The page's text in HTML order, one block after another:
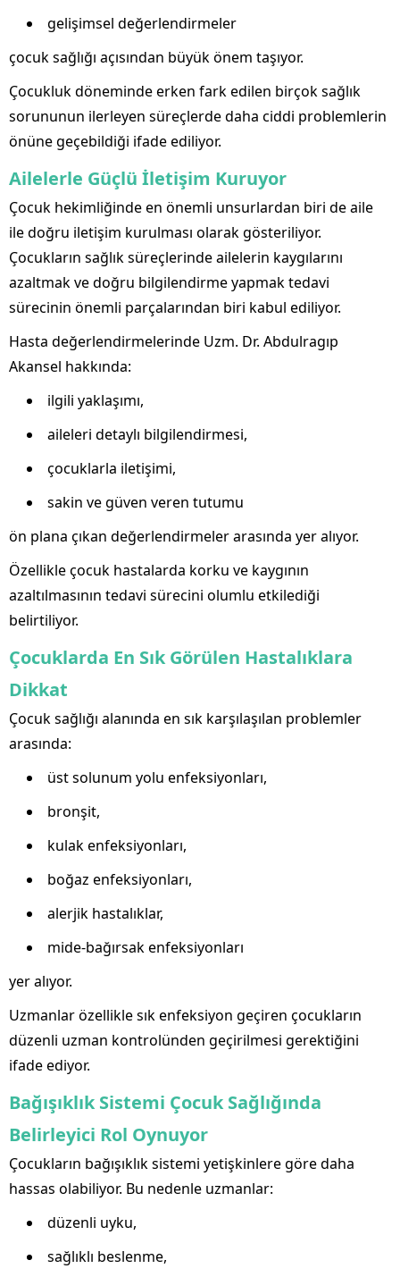
gelişimsel değerlendirmeler
çocuk sağlığı açısından büyük önem taşıyor.
Çocukluk döneminde erken fark edilen birçok sağlık
sorununun ilerleyen süreçlerde daha ciddi problemlerin
önüne geçebildiği ifade ediliyor.
Ailelerle Güçlü İletişim Kuruyor
Çocuk hekimliğinde en önemli unsurlardan biri de aile
ile doğru iletişim kurulması olarak gösteriliyor.
Çocukların sağlık süreçlerinde ailelerin kaygılarını
azaltmak ve doğru bilgilendirme yapmak tedavi
sürecinin önemli parçalarından biri kabul ediliyor.
Hasta değerlendirmelerinde Uzm. Dr. Abdulragıp
Akansel hakkında:
ilgili yaklaşımı,
aileleri detaylı bilgilendirmesi,
çocuklarla iletişimi,
sakin ve güven veren tutumu
ön plana çıkan değerlendirmeler arasında yer alıyor.
Özellikle çocuk hastalarda korku ve kaygının
azaltılmasının tedavi sürecini olumlu etkilediği
belirtiliyor.
Çocuklarda En Sık Görülen Hastalıklara
Dikkat
Çocuk sağlığı alanında en sık karşılaşılan problemler
arasında:
üst solunum yolu enfeksiyonları,
bronşit,
kulak enfeksiyonları,
boğaz enfeksiyonları,
alerjik hastalıklar,
mide-bağırsak enfeksiyonları
yer alıyor.
Uzmanlar özellikle sık enfeksiyon geçiren çocukların
düzenli uzman kontrolünden geçirilmesi gerektiğini
ifade ediyor.
Bağışıklık Sistemi Çocuk Sağlığında
Belirleyici Rol Oynuyor
Çocukların bağışıklık sistemi yetişkinlere göre daha
hassas olabiliyor. Bu nedenle uzmanlar:
düzenli uyku,
sağlıklı beslenme,